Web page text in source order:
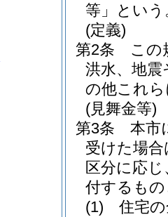
等」という
(定義)
第2条
この
洪水、地
の他これ
(見舞金等)
第3条
本市
受けた場
区分に応じ
付するも
(1)
住宅